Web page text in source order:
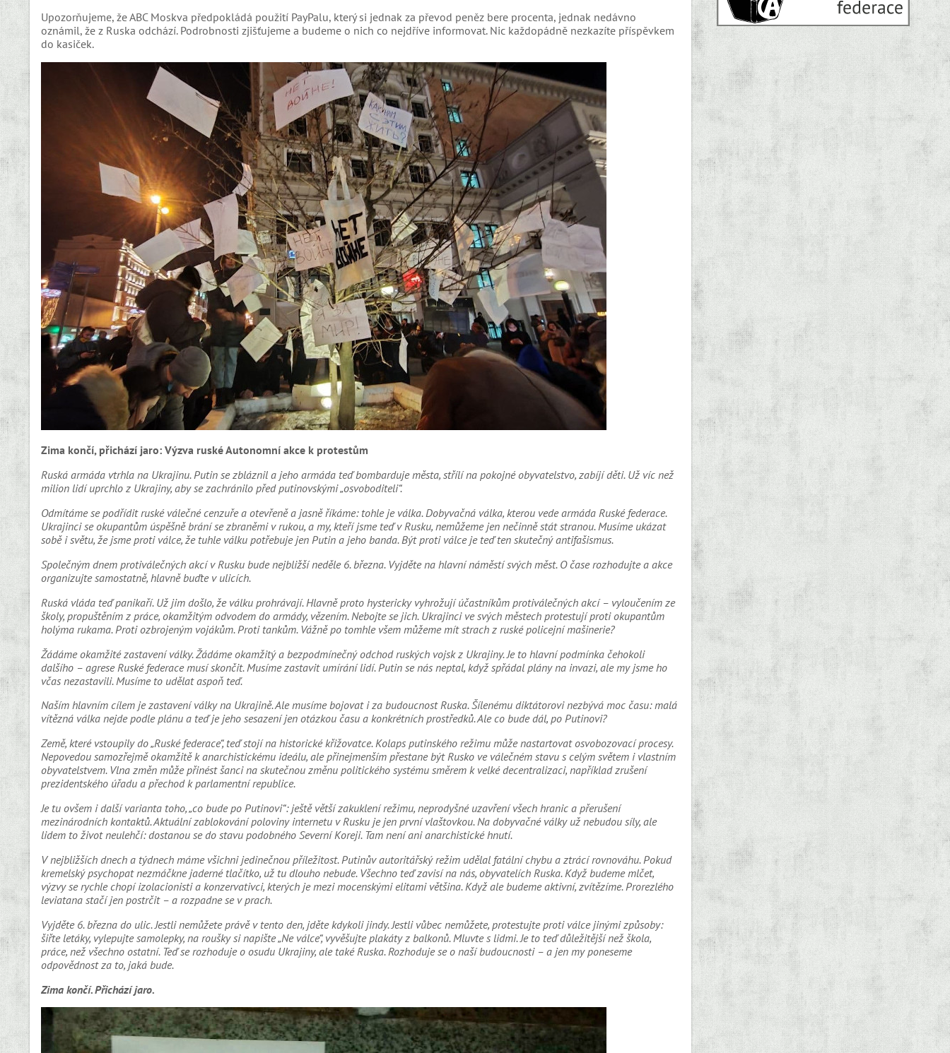
Upozorňujeme, že ABC Moskva předpokládá použití PayPalu, který si jednak za převod peněz bere procenta, jednak nedávno
oznámil, že z Ruska odchází. Podrobnosti zjišťujeme a budeme o nich co nejdříve informovat. Nic každopádně nezkazíte příspěvkem
do kasiček.
Zima končí, přichází jaro: Výzva ruské Autonomní akce k protestům
Ruská armáda vtrhla na Ukrajinu. Putin se zbláznil a jeho armáda teď bombarduje města, střílí na pokojné obyvatelstvo, zabíjí děti. Už víc než
milion lidí uprchlo z Ukrajiny, aby se zachránilo před putinovskými „osvoboditeli“.
Odmítáme se podřídit ruské válečné cenzuře a otevřeně a jasně říkáme: tohle je válka. Dobyvačná válka, kterou vede armáda Ruské federace.
Ukrajinci se okupantům úspěšně brání se zbraněmi v rukou, a my, kteří jsme teď v Rusku, nemůžeme jen nečinně stát stranou. Musíme ukázat
sobě i světu, že jsme proti válce, že tuhle válku potřebuje jen Putin a jeho banda. Být proti válce je teď ten skutečný antifašismus.
Společným dnem protiválečných akcí v Rusku bude nejbližší neděle 6. března. Vyjděte na hlavní náměstí svých měst. O čase rozhodujte a akce
organizujte samostatně, hlavně buďte v ulicích.
Ruská vláda teď panikaří. Už jim došlo, že válku prohrávají. Hlavně proto hystericky vyhrožují účastníkům protiválečných akcí – vyloučením ze
školy, propuštěním z práce, okamžitým odvodem do armády, vězením. Nebojte se jich. Ukrajinci ve svých městech protestují proti okupantům
holýma rukama. Proti ozbrojeným vojákům. Proti tankům. Vážně po tomhle všem můžeme mít strach z ruské policejní mašinerie?
Žádáme okamžité zastavení války. Žádáme okamžitý a bezpodmínečný odchod ruských vojsk z Ukrajiny. Je to hlavní podmínka čehokoli
dalšího – agrese Ruské federace musí skončit. Musíme zastavit umírání lidí. Putin se nás neptal, když spřádal plány na invazi, ale my jsme ho
včas nezastavili. Musíme to udělat aspoň teď.
Naším hlavním cílem je zastavení války na Ukrajině. Ale musíme bojovat i za budoucnost Ruska. Šílenému diktátorovi nezbývá moc času: malá
vítězná válka nejde podle plánu a teď je jeho sesazení jen otázkou času a konkrétních prostředků. Ale co bude dál, po Putinovi?
Země, které vstoupily do „Ruské federace“, teď stojí na historické křižovatce. Kolaps putinského režimu může nastartovat osvobozovací procesy.
Nepovedou samozřejmě okamžitě k anarchistickému ideálu, ale přinejmenším přestane být Rusko ve válečném stavu s celým světem i vlastním
obyvatelstvem. Vlna změn může přinést šanci na skutečnou změnu politického systému směrem k velké decentralizaci, například zrušení
prezidentského úřadu a přechod k parlamentní republice.
Je tu ovšem i další varianta toho, „co bude po Putinovi“: ještě větší zakuklení režimu, neprodyšné uzavření všech hranic a přerušení
mezinárodních kontaktů. Aktuální zablokování poloviny internetu v Rusku je jen první vlaštovkou. Na dobyvačné války už nebudou síly, ale
lidem to život neulehčí: dostanou se do stavu podobného Severní Koreji. Tam není ani anarchistické hnutí.
V nejbližších dnech a týdnech máme všichni jedinečnou příležitost. Putinův autoritářský režim udělal fatální chybu a ztrácí rovnováhu. Pokud
kremelský psychopat nezmáčkne jaderné tlačítko, už tu dlouho nebude. Všechno teď zavisí na nás, obyvatelích Ruska. Když budeme mlčet,
výzvy se rychle chopí izolacionisti a konzervativci, kterých je mezi mocenskými elitami většina. Když ale budeme aktivní, zvítězíme. Prorezlého
leviatana stačí jen postrčit – a rozpadne se v prach.
Vyjděte 6. března do ulic. Jestli nemůžete právě v tento den, jděte kdykoli jindy. Jestli vůbec nemůžete, protestujte proti válce jinými způsoby:
šiřte letáky, vylepujte samolepky, na roušky si napište „Ne válce“, vyvěšujte plakáty z balkonů. Mluvte s lidmi. Je to teď důležitější než škola,
práce, než všechno ostatní. Teď se rozhoduje o osudu Ukrajiny, ale také Ruska. Rozhoduje se o naší budoucnosti – a jen my poneseme
odpovědnost za to, jaká bude.
Zima končí. Přichází jaro.